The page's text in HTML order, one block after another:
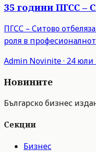
35 години ПГСС –
ПГСС – Ситово
роля в
Admin Novinite· 24 юли
Новините
Българско бизнес
Секции
Бизнес